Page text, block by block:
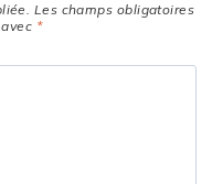
Les champs obligatoires
*